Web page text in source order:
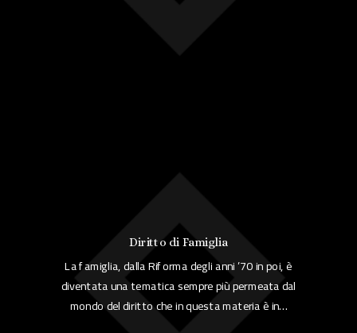
Diritto di Famiglia
La famiglia, dalla Riforma degli anni ’70 in poi, è
diventata una tematica sempre più permeata dal
mondo del diritto che in questa materia è in…